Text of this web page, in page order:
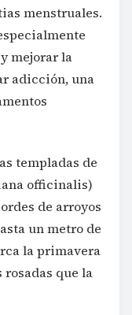
menstruales.
mejorar la
adicción, una
templadas de
officinalis)
de arroyos
un metro de
la primavera
rosadas que la